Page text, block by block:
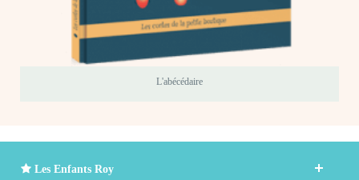
L'abécédaire
Les Enfants Roy